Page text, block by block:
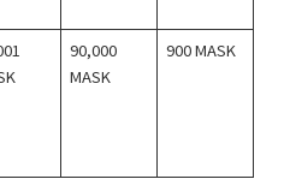
90,000
MASK
900 MASK